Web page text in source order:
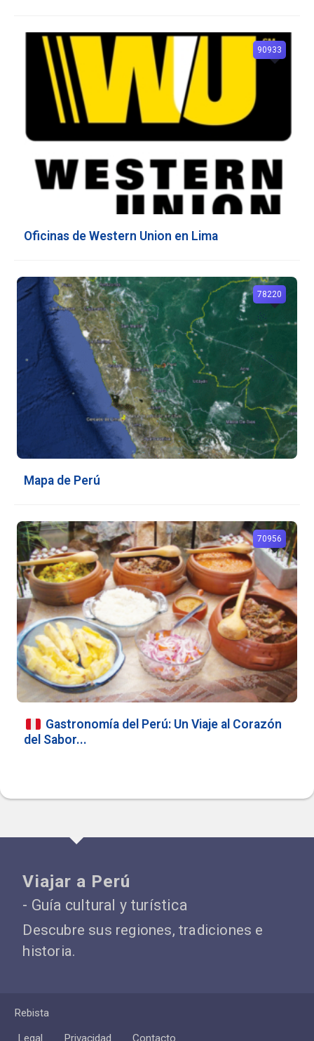
Oficinas de Western Union en Lima
90933
Mapa de Perú
78220
Gastronomía del Perú: Un Viaje al Corazón
del Sabor...
70956
Viajar a Perú
- Guía cultural y turística
Descubre sus regiones, tradiciones e
historia.
Rebista